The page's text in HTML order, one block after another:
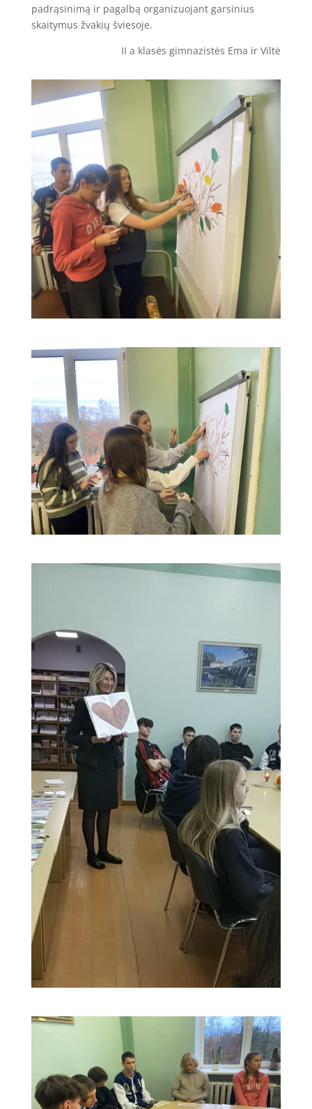
padrąsinimą ir pagalbą organizuojant garsinius
skaitymus žvakių šviesoje.
II a klasės gimnazistės Ema ir Viltė